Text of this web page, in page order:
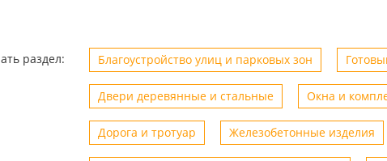
раздел: Благоустройство улиц и парковых зон
Двери деревянные и стальные Окна и
Дорога и тротуар Железобетонные изделия